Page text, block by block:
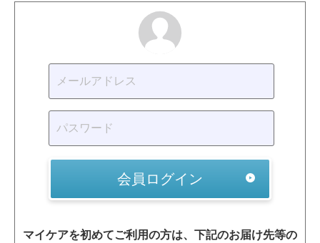
会員ログイン
マイケアを初めてご利用の方は、下記のお届け先等の